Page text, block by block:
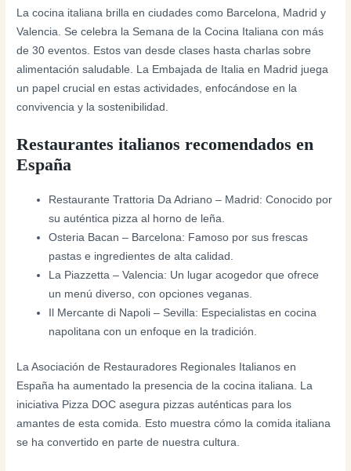
La cocina italiana brilla en ciudades como Barcelona, Madrid y
Valencia. Se celebra la Semana de la Cocina Italiana con más
de 30 eventos. Estos van desde clases hasta charlas sobre
alimentación saludable. La Embajada de Italia en Madrid juega
un papel crucial en estas actividades, enfocándose en la
convivencia y la sostenibilidad.
Restaurantes italianos recomendados en
España
Restaurante Trattoria Da Adriano – Madrid: Conocido por
su auténtica pizza al horno de leña.
Osteria Bacan – Barcelona: Famoso por sus frescas
pastas e ingredientes de alta calidad.
La Piazzetta – Valencia: Un lugar acogedor que ofrece
un menú diverso, con opciones veganas.
Il Mercante di Napoli – Sevilla: Especialistas en cocina
napolitana con un enfoque en la tradición.
La Asociación de Restauradores Regionales Italianos en
España ha aumentado la presencia de la cocina italiana. La
iniciativa Pizza DOC asegura pizzas auténticas para los
amantes de esta comida. Esto muestra cómo la comida italiana
se ha convertido en parte de nuestra cultura.